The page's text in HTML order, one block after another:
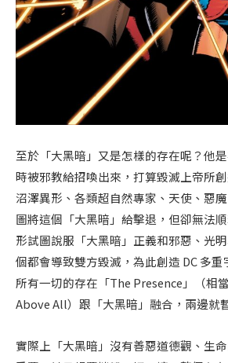
至於「大黑暗」又是怎樣的存在呢？他
時被邪教給招喚出來，打算毀滅上帝所
沼澤異形、各類超自然專家、天使、惡
圖將這個「大黑暗」給擊退，但卻無法
形試圖說服「大黑暗」正義和邪惡、光
個都會導致雙方毀滅，為此創造 DC 多
所有一切的存在「The Presence」（相
Above All）跟「大黑暗」融合，兩邊就
實際上「大黑暗」沒有善惡道德觀、生